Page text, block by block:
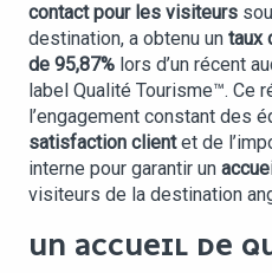
contact pour les visiteurs
destination, a obtenu un taux
de 95,87% lors d’un récent
label Qualité Tourisme™. Ce
l’engagement constant des
satisfaction clientet de
interne pour garantir un
visiteurs de la destination
UN ACCUEIL DE